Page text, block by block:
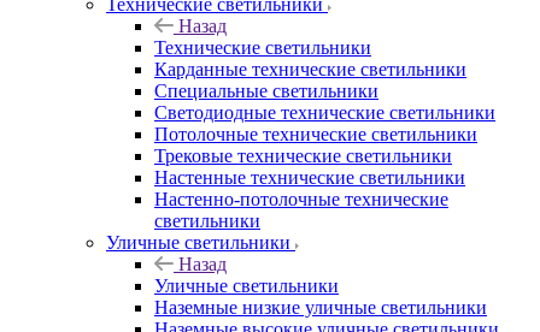
Технические светильники
Назад
Технические светильники
Карданные технические светильники
Специальные светильники
Светодиодные технические светильники
Потолочные технические светильники
Трековые технические светильники
Настенные технические светильники
Настенно-потолочные технические
светильники
Уличные светильники
Назад
Уличные светильники
Наземные низкие уличные светильники